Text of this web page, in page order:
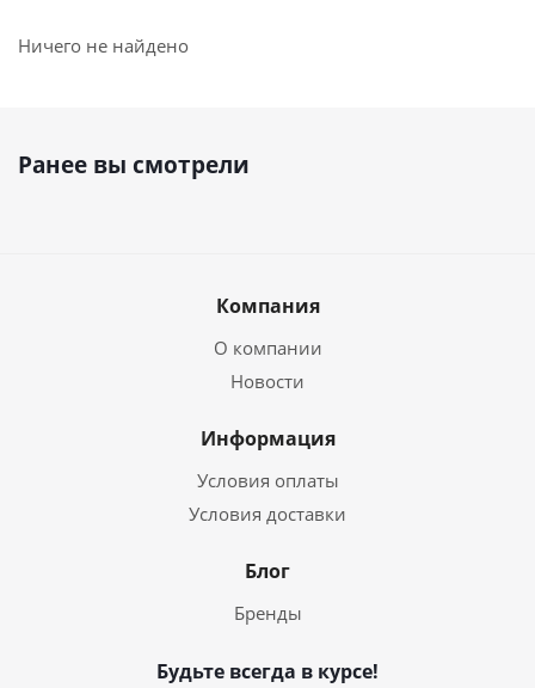
Ничего не найдено
Ранее вы смотрели
Компания
О компании
Новости
Информация
Условия оплаты
Условия доставки
Блог
Бренды
Будьте всегда в курсе!